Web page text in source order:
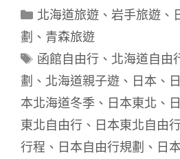
分
類
北海道旅遊、 岩手旅遊、
劃 、 青森旅遊
標
籤
函館自由行、 北海道自由
劃 、 北海道親子遊 、 日本 、
本北海道冬季 、 日本東北 、
東北自由行 、 日本東北自由
行程 、 日本自由行規劃 、 日